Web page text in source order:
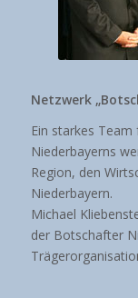
Netzwerk
Ein starkes
Niederbayerns
Region, den
Niederbayern.
Michael
der Botschafter